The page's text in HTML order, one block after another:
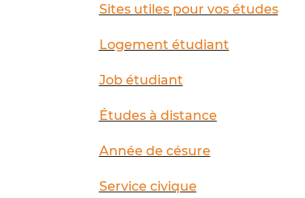
Sites utiles pour vos études
Logement étudiant
Job étudiant
Études à distance
Année de césure
Service civique